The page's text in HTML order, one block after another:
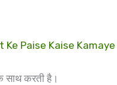
Paise Kaise Kamaye
साथ करती है।